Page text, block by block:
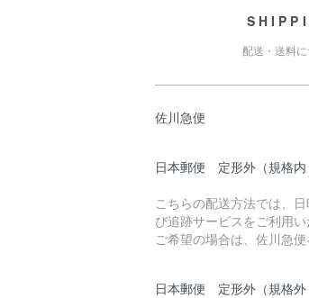
配送・送料
佐川急便
日本郵便 定形外（規格内
こちらの配送方法では、
び追跡サービスをご利用い
ご希望の場合は、佐川急便
日本郵便 定形外（規格外